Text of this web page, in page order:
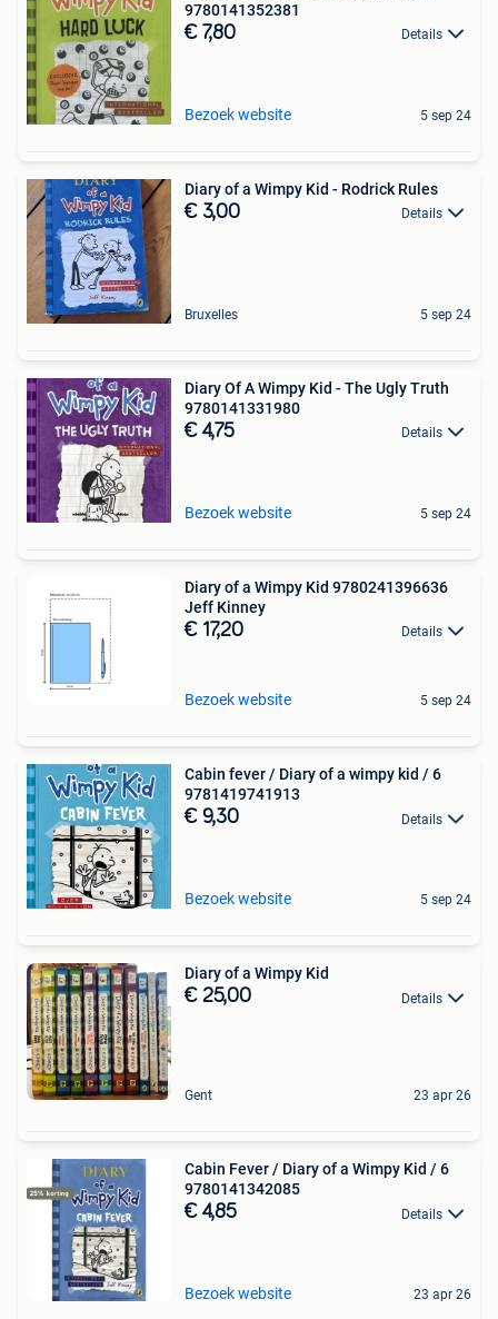
9780141352381
€ 7,80 Details
Bezoek website 5 sep 24
Diary of a Wimpy Kid - Rodrick Rules
€ 3,00 Details
Bruxelles 5 sep 24
Diary Of A Wimpy Kid - The Ugly Truth
9780141331980
€ 4,75 Details
Bezoek website 5 sep 24
Diary of a Wimpy Kid 9780241396636
Jeff Kinney
€ 17,20 Details
Bezoek website 5 sep 24
Cabin fever / Diary of a wimpy kid / 6
9781419741913
€ 9,30 Details
Bezoek website 5 sep 24
Diary of a Wimpy Kid
€ 25,00 Details
Gent 23 apr 26
Cabin Fever / Diary of a Wimpy Kid / 6
9780141342085
€ 4,85 Details
Bezoek website 23 apr 26